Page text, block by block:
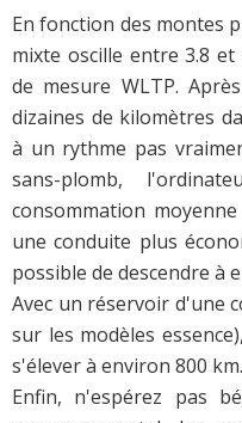
En fonction des montes
mixte oscille entre 3.8
de mesure WLTP.
dizaines de kilomètres
à un rythme pas
sans-plomb,
consommation
une conduite plus
possible de descendre à
Avec un réservoir d'une
sur les modèles
s'élever à environ 800 km.
Enfin, n'espérez pas